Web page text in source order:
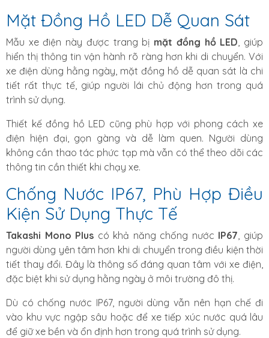
Mặt Đồng Hồ LED Dễ Quan Sát
Mẫu xe điện này được trang bị mặt đồng hồ LED, giúp
hiển thị thông tin vận hành rõ ràng hơn khi di chuyển. Với
xe điện dùng hằng ngày, mặt đồng hồ dễ quan sát là chi
tiết rất thực tế, giúp người lái chủ động hơn trong quá
trình sử dụng.
Thiết kế đồng hồ LED cũng phù hợp với phong cách xe
điện hiện đại, gọn gàng và dễ làm quen. Người dùng
không cần thao tác phức tạp mà vẫn có thể theo dõi các
thông tin cần thiết khi chạy xe.
Chống Nước IP67, Phù Hợp Điều
Kiện Sử Dụng Thực Tế
Takashi Mono Plus có khả năng chống nước IP67, giúp
người dùng yên tâm hơn khi di chuyển trong điều kiện thời
tiết thay đổi. Đây là thông số đáng quan tâm với xe điện,
đặc biệt khi sử dụng hằng ngày ở môi trường đô thị.
Dù có chống nước IP67, người dùng vẫn nên hạn chế đi
vào khu vực ngập sâu hoặc để xe tiếp xúc nước quá lâu
để giữ xe bền và ổn định hơn trong quá trình sử dụng.